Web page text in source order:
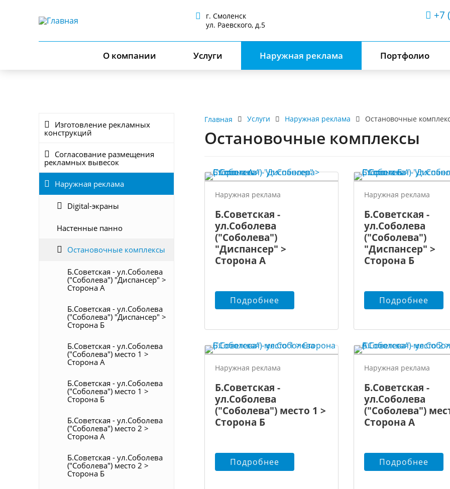
г. Смоленск
ул. Раевского, д.5
+7
О компании Услуги Наружная реклама Портфолио
Изготовление рекламных
конструкций
Согласование размещения
рекламных вывесок
Наружная реклама
Digital-экраны
Настенные панно
Остановочные комплексы
Б.Советская - ул.Соболева
("Соболева") "Диспансер" >
Сторона А
Б.Советская - ул.Соболева
("Соболева") "Диспансер" >
Сторона Б
Б.Советская - ул.Соболева
("Соболева") место 1 >
Сторона А
Б.Советская - ул.Соболева
("Соболева") место 1 >
Сторона Б
Б.Советская - ул.Соболева
("Соболева") место 2 >
Сторона А
Б.Советская - ул.Соболева
("Соболева") место 2 >
Сторона Б
Главная Услуги Наружная реклама Остановочные
Остановочные комплексы
Наружная реклама
Б.Советская -
ул.Соболева
("Соболева")
"Диспансер" >
Сторона А
Подробнее
Наружная реклама
Б.Советская -
ул.Соболева
("Соболева")
"Диспансер" >
Сторона Б
Подробнее
Наружная реклама
Б.Советская -
ул.Соболева
("Соболева") место 1 >
Сторона Б
Подробнее
Наружная реклама
Б.Советская -
ул.Соболева
("Соболева")
Сторона А
Подробнее